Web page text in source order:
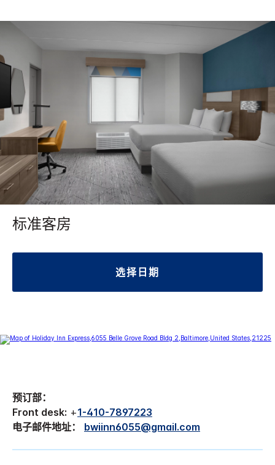
标准客房
选择日期
预订部：
Front desk: +1-410-7897223
电子邮件地址：
bwiinn6055@gmail.com